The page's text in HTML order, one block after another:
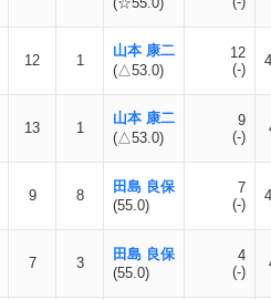
12 1
山本 康二
(△53.0)
12
(-)
13 1
山本 康二
(△53.0)
9
(-)
9 8
田島 良保
(55.0)
7
(-)
7 3
田島 良保
(55.0)
4
(-)